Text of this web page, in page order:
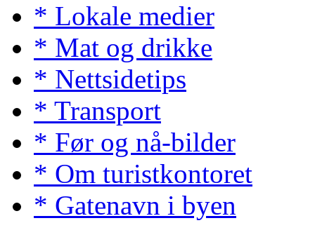
* Lokale medier
* Mat og drikke
* Nettsidetips
* Transport
* Før og nå-bilder
* Om turistkontoret
* Gatenavn i byen